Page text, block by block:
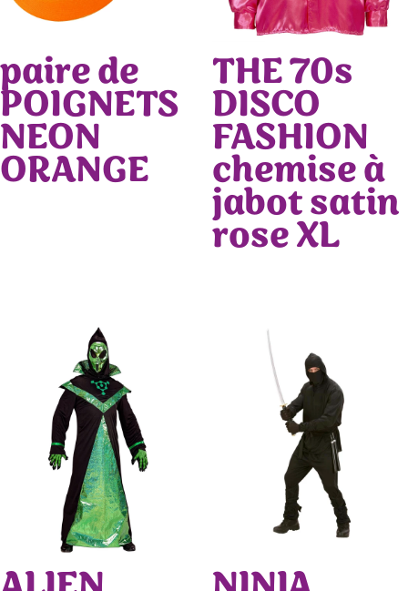
paire de
POIGNETS
NEON
ORANGE
THE 70s
DISCO
FASHION
chemise à
jabot satin
rose XL